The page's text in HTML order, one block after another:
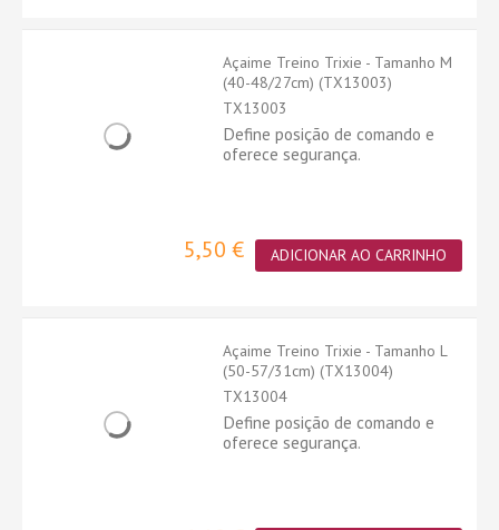
Açaime Treino Trixie - Tamanho M
(40-48/27cm) (TX13003)
TX13003
Define posição de comando e
oferece segurança.
5,50 € ADICIONAR AO CARRINHO
Açaime Treino Trixie - Tamanho L
(50-57/31cm) (TX13004)
TX13004
Define posição de comando e
oferece segurança.